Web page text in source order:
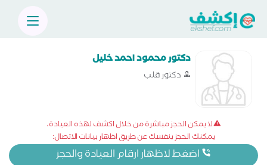
دكتور محمود احمد خليل
دكتور قلب
لا يمكن الحجز مباشرة من خلال اكشف لهذه العيادة،
يمكنك الحجز بنفسك عن طريق اظهار بيانات الاتصال:
اضغط لاظهار ارقام العيادة والحجز